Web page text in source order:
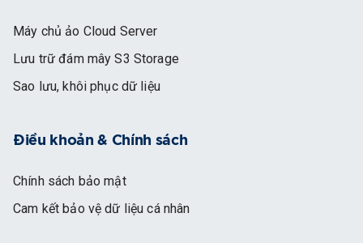
Máy chủ ảo Cloud Server
Lưu trữ đám mây S3 Storage
Sao lưu, khôi phục dữ liệu
Điều khoản & Chính sách
Chính sách bảo mật
Cam kết bảo vệ dữ liệu cá nhân